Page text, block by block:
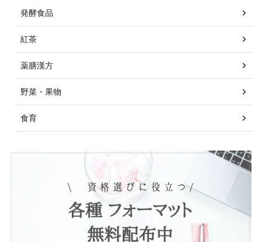
発酵食品
紅茶
薬膳漢方
野菜・果物
食育